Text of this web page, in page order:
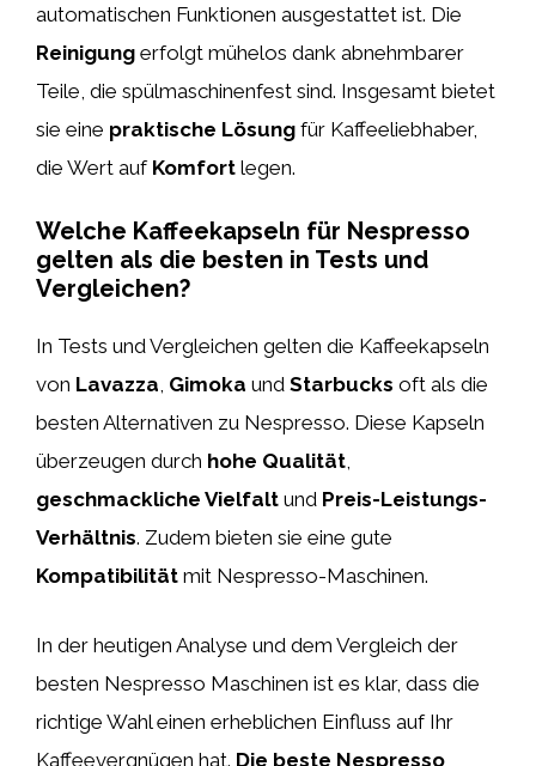
automatischen Funktionen ausgestattet ist. Die
Reinigung erfolgt mühelos dank abnehmbarer
Teile, die spülmaschinenfest sind. Insgesamt bietet
sie eine praktische Lösung für Kaffeeliebhaber,
die Wert auf Komfort legen.
Welche Kaffeekapseln für Nespresso
gelten als die besten in Tests und
Vergleichen?
In Tests und Vergleichen gelten die Kaffeekapseln
von Lavazza, Gimoka und Starbucks oft als die
besten Alternativen zu Nespresso. Diese Kapseln
überzeugen durch hohe Qualität,
geschmackliche Vielfalt und Preis-Leistungs-
Verhältnis. Zudem bieten sie eine gute
Kompatibilität mit Nespresso-Maschinen.
In der heutigen Analyse und dem Vergleich der
besten Nespresso Maschinen ist es klar, dass die
richtige Wahl einen erheblichen Einfluss auf Ihr
Kaffeevergnügen hat. Die beste Nespresso